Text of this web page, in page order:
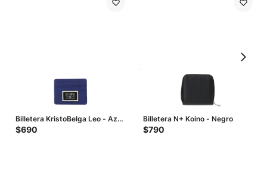
Billetera KristoBelga Leo - Azul
Real
$690
Billetera N+ Koino - Negro
$790